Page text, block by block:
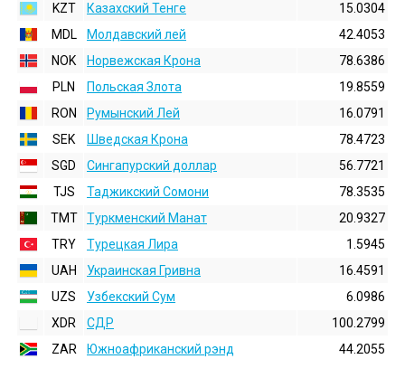
KZT
Казахский Тенге
15.0304
MDL
Молдавский лей
42.4053
NOK
Норвежская Крона
78.6386
PLN
Польская Злота
19.8559
RON
Румынский Лей
16.0791
SEK
Шведская Крона
78.4723
SGD
Сингапурский доллар
56.7721
TJS
Таджикский Сомони
78.3535
TMT
Туркменский Манат
20.9327
TRY
Турецкая Лира
1.5945
UAH
Украинская Гривна
16.4591
UZS
Узбекский Сум
6.0986
XDR
СДР
100.2799
ZAR
Южноафриканский рэнд 44.2055